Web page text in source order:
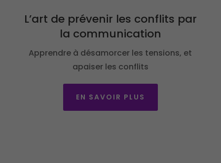
L’art de prévenir les conflits par
la communication
Apprendre à désamorcer les tensions, et
apaiser les conflits
EN SAVOIR PLUS